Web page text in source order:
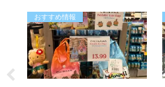
おすすめ情報